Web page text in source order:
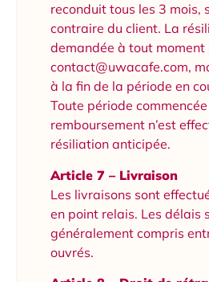
reconduit tous les 3 mois,
contraire du client. La
demandée à tout moment
contact@uwacafe.com,
à la fin de la période en
Toute période
remboursement n’est
résiliation anticipée.
Article 7 – Livraison
Les livraisons sont
en point relais. Les délais
généralement compris
ouvrés.